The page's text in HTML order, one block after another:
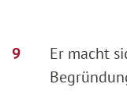
Er macht